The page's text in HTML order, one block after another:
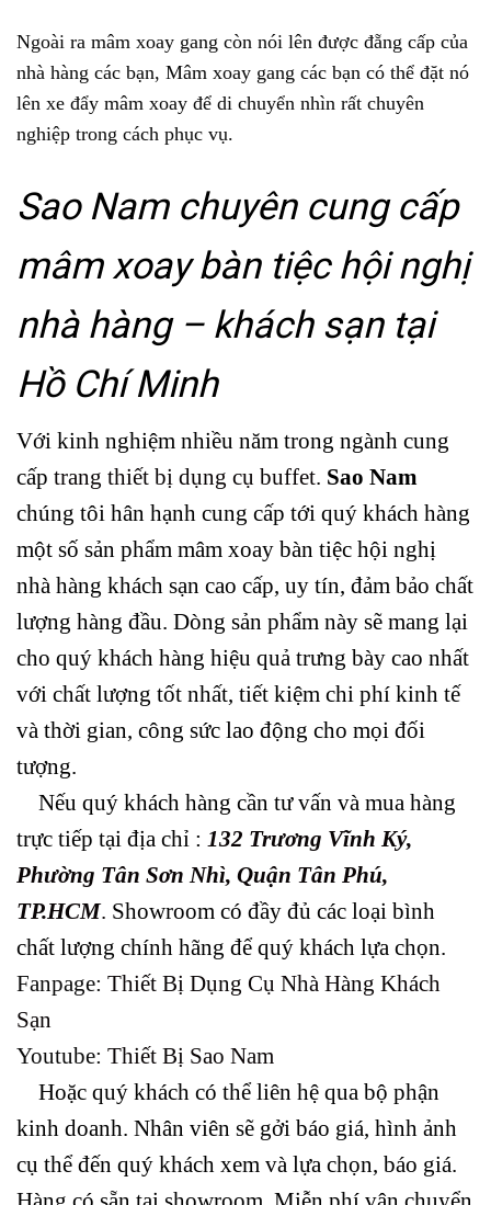
Ngoài ra mâm xoay gang còn nói lên được đẵng cấp của
nhà hàng các bạn, Mâm xoay gang các bạn có thể đặt nó
lên xe đẩy mâm xoay để di chuyển nhìn rất chuyên
nghiệp trong cách phục vụ.
Sao Nam chuyên cung cấp
mâm xoay bàn tiệc hội nghị
nhà hàng – khách sạn tại
Hồ Chí Minh
Với kinh nghiệm nhiều năm trong ngành cung
cấp trang thiết bị dụng cụ buffet. Sao Nam
chúng tôi hân hạnh cung cấp tới quý khách hàng
một số sản phẩm mâm xoay bàn tiệc hội nghị
nhà hàng khách sạn cao cấp, uy tín, đảm bảo chất
lượng hàng đầu. Dòng sản phẩm này sẽ mang lại
cho quý khách hàng hiệu quả trưng bày cao nhất
với chất lượng tốt nhất, tiết kiệm chi phí kinh tế
và thời gian, công sức lao động cho mọi đối
tượng.
Nếu quý khách hàng cần tư vấn và mua hàng
trực tiếp tại địa chỉ : 132 Trương Vĩnh Ký,
Phường Tân Sơn Nhì, Quận Tân Phú,
TP.HCM. Showroom có đầy đủ các loại bình
chất lượng chính hãng để quý khách lựa chọn.
Fanpage: Thiết Bị Dụng Cụ Nhà Hàng Khách
Sạn
Youtube: Thiết Bị Sao Nam
Hoặc quý khách có thể liên hệ qua bộ phận
kinh doanh. Nhân viên sẽ gởi báo giá, hình ảnh
cụ thể đến quý khách xem và lựa chọn, báo giá.